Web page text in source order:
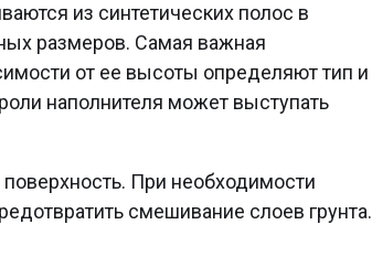
из синтетических полос в
размеров. Самая важная
от ее высоты определяют тип и
наполнителя может выступать
При необходимости
смешивание слоев грунта.